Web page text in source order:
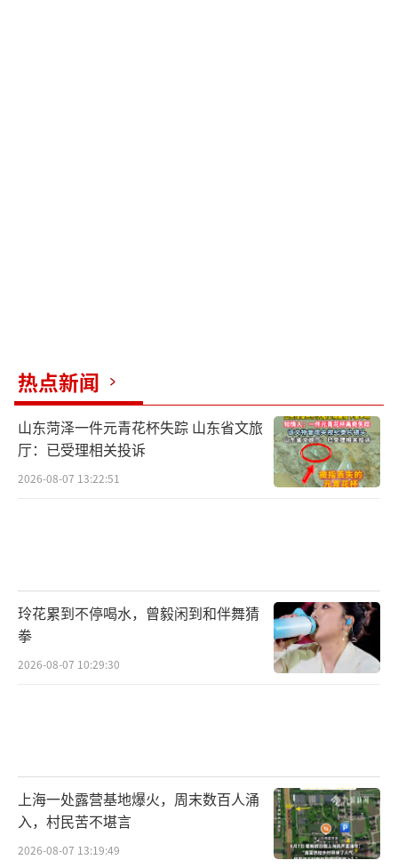
热点新闻
山东菏泽一件元青花杯失踪 山东省文旅
厅：已受理相关投诉
2026-08-07 13:22:51
玲花累到不停喝水，曾毅闲到和伴舞猜
拳
2026-08-07 10:29:30
上海一处露营基地爆火，周末数百人涌
入，村民苦不堪言
2026-08-07 13:19:49